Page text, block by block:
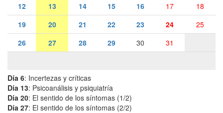
12
13 14 15 16 17
18
19
20 21 22 23 24
25
26
27 28 29 30 31
Día 6: Incertezas y críticas
Día 13: Psicoanálisis y psiquiatría
Día 20: El sentido de los síntomas (1/2)
Día 27: El sentido de los síntomas (2/2)